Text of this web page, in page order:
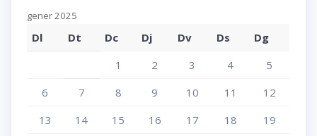
gener 2025
Dl Dt Dc Dj Dv Ds
Dg
1
2 3 4
5
6
7 8 9 10 11
12
13
14 15 16 17 18
19